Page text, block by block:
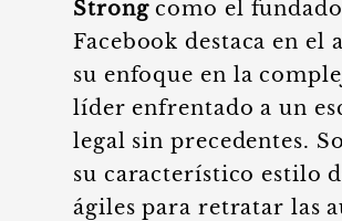
Strongcomo el
Facebook destaca en el
su enfoque en la
líder enfrentado a un
legal sin precedentes.
su característico estilo
ágiles para retratar las